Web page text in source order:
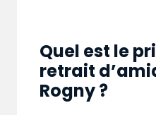
Quel est le
retrait
Rogny ?